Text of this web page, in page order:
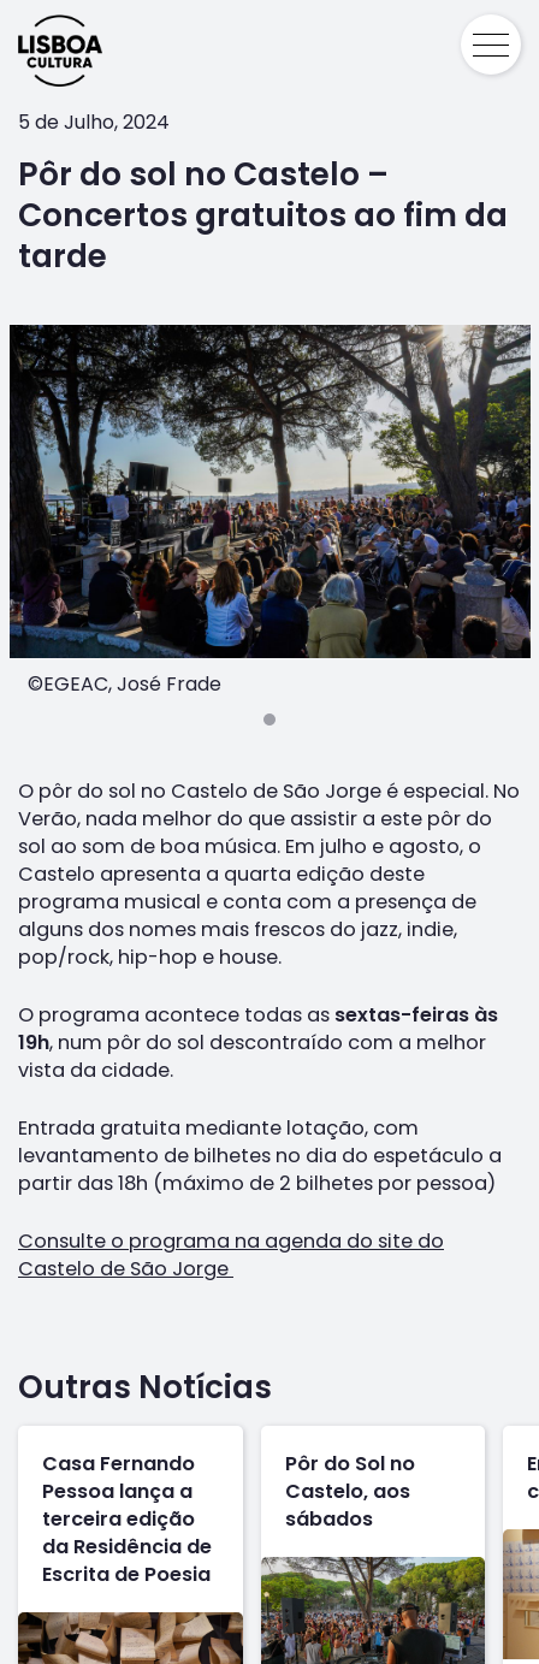
5 de Julho, 2024
Pôr do sol no Castelo –
Concertos gratuitos ao fim da
tarde
©EGEAC, José Frade
O pôr do sol no Castelo de São Jorge é especial. No
Verão, nada melhor do que assistir a este pôr do
sol ao som de boa música. Em julho e agosto, o
Castelo apresenta a quarta edição deste
programa musical e conta com a presença de
alguns dos nomes mais frescos do jazz, indie,
pop/rock, hip-hop e house.
O programa acontece todas as sextas-feiras às
19h, num pôr do sol descontraído com a melhor
vista da cidade.
Entrada gratuita mediante lotação, com
levantamento de bilhetes no dia do espetáculo a
partir das 18h (máximo de 2 bilhetes por pessoa)
Consulte o programa na agenda do site do
Castelo de São Jorge
Outras Notícias
Casa Fernando
Pessoa lança a
terceira edição
da Residência de
Escrita de Poesia
Pôr do Sol no
Castelo, aos
sábados